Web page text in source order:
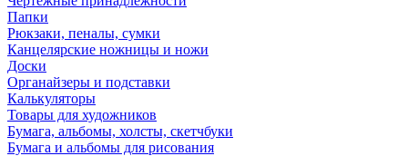
Папки
Рюкзаки, пеналы, сумки
Канцелярские ножницы и ножи
Доски
Органайзеры и подставки
Калькуляторы
Товары для художников
Бумага, альбомы, холсты, скетчбуки
Бумага и альбомы для рисования